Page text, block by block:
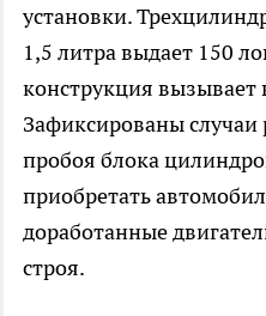
установки.
1,5 литра выдает 150
конструкция вызывает
Зафиксированы
пробоя блока
приобретать
доработанные
строя.